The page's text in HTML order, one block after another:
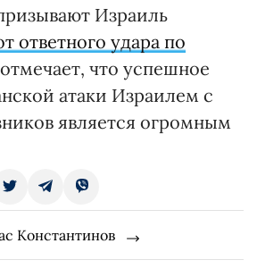
Израиль
ответного удара по
что успешное
атаки Израилем с
является огромным
Константинов